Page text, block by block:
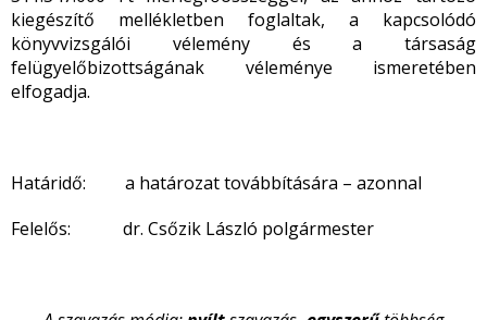
kiegészítő mellékletben foglaltak, a kapcsolódó
könyvvizsgálói vélemény és a társaság
felügyelőbizottságának véleménye ismeretében
elfogadja.
Határidő: a határozat továbbítására – azonnal
Felelős: dr. Csőzik László polgármester